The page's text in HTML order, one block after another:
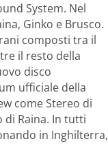
System. Nel
Ginko e Brusco.
composti tra il
il resto della
disco
ufficiale della
come Stereo di
di Raina. In tutti
in Inghilterra,